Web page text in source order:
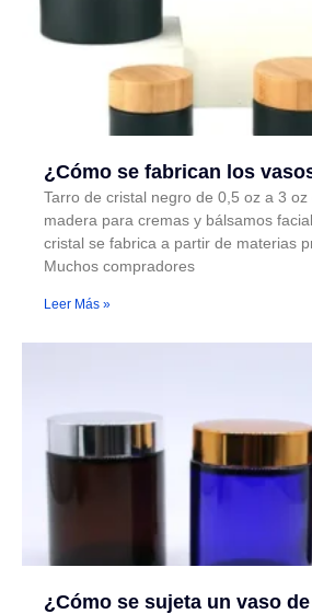
¿Cómo se fabrican los
Tarro de cristal negro de 0,5 oz a 3
madera para cremas y bálsamos
cristal se fabrica a partir de materias
Muchos compradores
Leer Más »
¿Cómo se sujeta un vaso